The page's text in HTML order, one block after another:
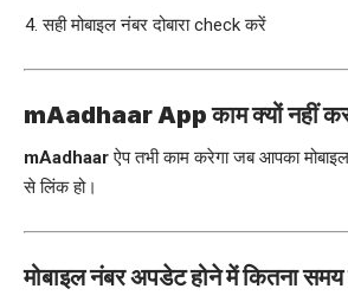
सही मोबाइल नंबर दोबारा check करें
mAadhaar App काम क्यों नहीं कर
mAadhaarऐप तभी काम करेगा जब आपकामोबाइल
से लिंक हो।
मोबाइल नंबर अपडेट होने में कितना